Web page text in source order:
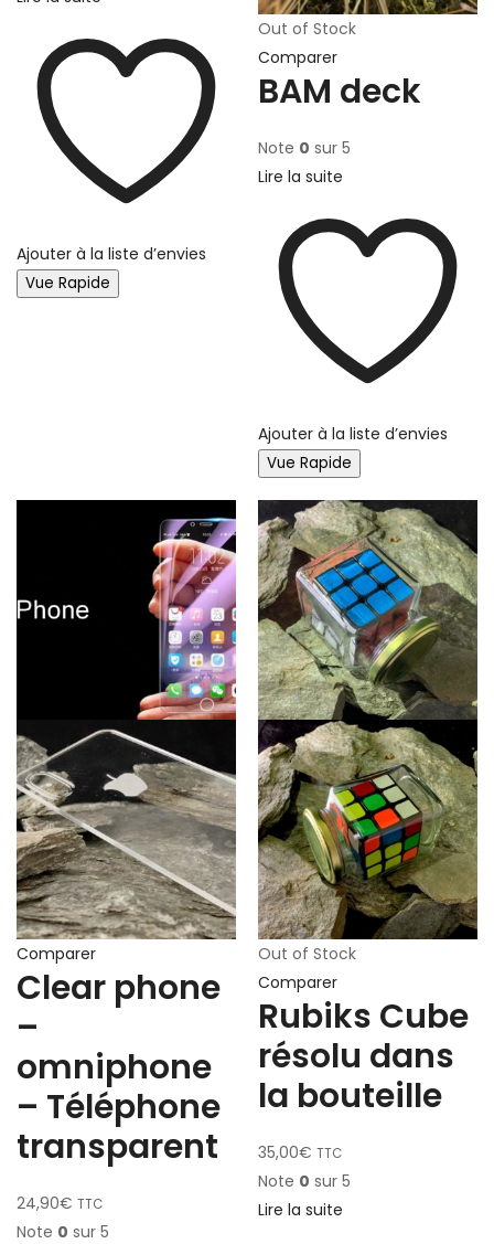
Ajouter à la liste d’envies
Vue Rapide
Out of Stock
Comparer
BAM deck
Note 0 sur 5
Lire la suite
Ajouter à la liste d’envies
Vue Rapide
Comparer
Clear phone
–
omniphone
– Téléphone
transparent
24,90€ TTC
Note 0 sur 5
Out of Stock
Comparer
Rubiks Cube
résolu dans
la bouteille
35,00€ TTC
Note 0 sur 5
Lire la suite